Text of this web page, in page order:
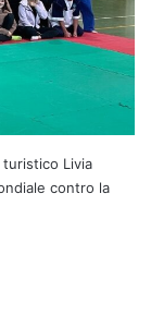
Livia
contro la